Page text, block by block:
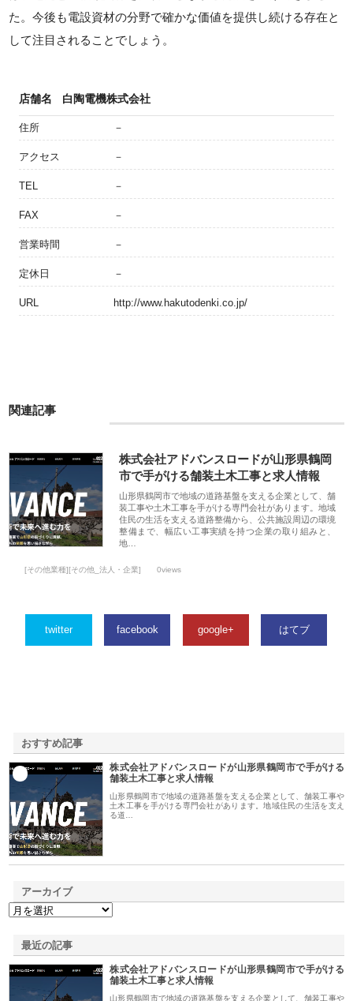
た。今後も電設資材の分野で確かな価値を提供し続ける存在と
して注目されることでしょう。
店舗名 白陶電機株式会社
住所 －
アクセス －
TEL －
FAX －
営業時間 －
定休日 －
URL http://www.hakutodenki.co.jp/
関連記事
株式会社アドバンスロードが山形県鶴岡
市で手がける舗装土木工事と求人情報
山形県鶴岡市で地域の道路基盤を支える企業として、舗
装工事や土木工事を手がける専門会社があります。地域
住民の生活を支える道路整備から、公共施設周辺の環境
整備まで、幅広い工事実績を持つ企業の取り組みと、
地…
[その他業種][その他_法人・企業] 0views
twitter facebook google+ はてブ
おすすめ記事
株式会社アドバンスロードが山形県鶴岡市で手がける
舗装土木工事と求人情報
山形県鶴岡市で地域の道路基盤を支える企業として、舗装工事や
土木工事を手がける専門会社があります。地域住民の生活を支え
る道…
アーカイブ
最近の記事
株式会社アドバンスロードが山形県鶴岡市で手がける
舗装土木工事と求人情報
山形県鶴岡市で地域の道路基盤を支える企業として、舗装工事や